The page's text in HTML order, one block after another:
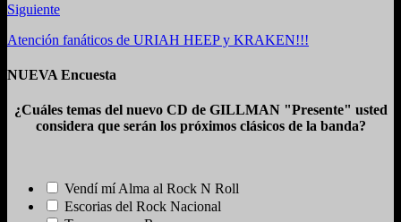
Siguiente
Atención fanáticos de URIAH HEEP y KRAKEN!!!
NUEVA Encuesta
¿Cuáles temas del nuevo CD de GILLMAN "Presente" usted
considera que serán los próximos clásicos de la banda?
Vendí mí Alma al Rock N Roll
Escorias del Rock Nacional